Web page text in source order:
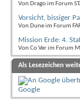
Von Drago im Forum
Vorsicht, bissiger
Von Dune im Forum
Mission Erde: 4.
Von Co Ver im Forum
Als Lesezeichen
Google